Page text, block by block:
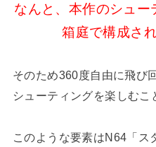
なんと、本作のシュー
箱庭で構成さ
そのため360度自由に飛び
シューティングを楽しむこ
このような要素はN64「